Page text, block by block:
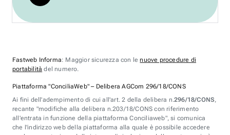
Fastweb Informa: Maggior sicurezza con lenuove procedure di
portabilità del numero.
Piattaforma "ConciliaWeb" – Delibera AGCom 296/18/CONS
Ai fini dell'adempimento di cui all'art. 2 della delibera n.296/18/CONS,
recante "modifiche alla delibera n.203/18/CONS con riferimento
all'entrata in funzione della piattaforma Conciliaweb", si comunica
che l'indirizzo web della piattaforma alla quale è possibile accedere